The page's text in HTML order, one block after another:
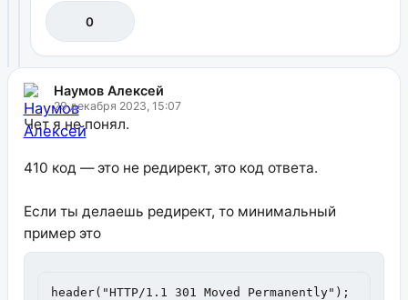
0
Наумов Алексей
29 декабря 2023, 15:07
Чет я не понял.
410 код — это не редирект, это код ответа.
Если ты делаешь редирект, то минимальный
пример это
header("HTTP/1.1 301 Moved Permanently");